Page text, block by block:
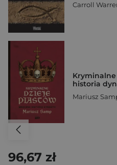
Carroll
Kryminalne
historia
Mariusz
96,67 zł